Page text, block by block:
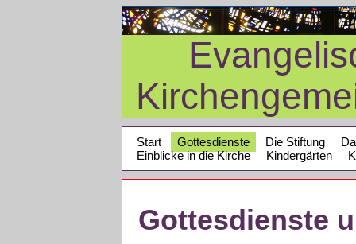
Start Gottesdienste Die Stiftung
Einblicke in die Kirche
Kindergärten
Gottesdienste